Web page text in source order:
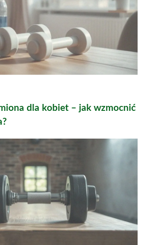
dla kobiet – jak wzmocnić